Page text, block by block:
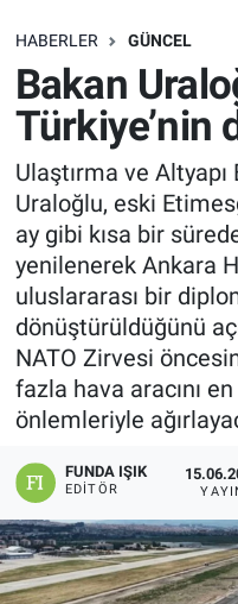
HABERLER GÜNCEL
Bakan
Türkiye’nin
Ulaştırma ve
Uraloğlu, eski
ay gibi kısa bir
yenilenerek Ankara
uluslararası bir
dönüştürüldüğünü
NATO Zirvesi
fazla hava aracını
önlemleriyle
FUNDA IŞIK
EDITÖR
SAĞLIK
EKONOMİ
EĞİTİM
ÖZEL HABER
Keşfet
ASTROLOJİ
MANŞET
RESMİ İLANLAR
İLAN
Bize ulaşın